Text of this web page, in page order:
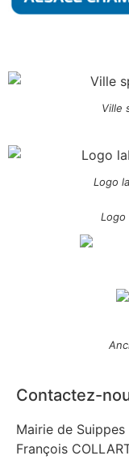
Ville
Logo
Logo
Contactez-
Mairie de Suippes
François